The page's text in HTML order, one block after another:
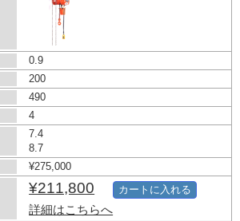
0.9
200
490
4
7.4
8.7
¥275,000
¥211,800
詳細はこちらへ
カートに入れる